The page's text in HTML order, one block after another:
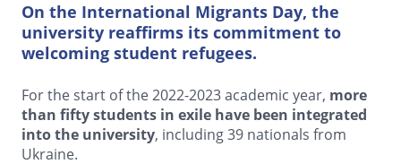
On the International Migrants Day, the
university reaffirms its commitment to
welcoming student refugees.
For the start of the 2022-2023 academic year, more
than fifty students in exile have been integrated
into the university, including 39 nationals from
Ukraine.